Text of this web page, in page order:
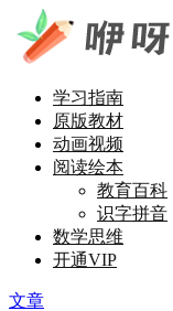
学习指南
原版教材
动画视频
阅读绘本
教育百科
识字拼音
数学思维
开通VIP
文章